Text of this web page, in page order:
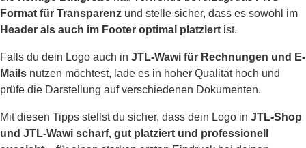
Format für Transparenz und stelle sicher, dass es sowohl im
Header als auch im Footer optimal platziert ist.
Falls du dein Logo auch in JTL-Wawi für Rechnungen und E-
Mails nutzen möchtest, lade es in hoher Qualität hoch und
prüfe die Darstellung auf verschiedenen Dokumenten.
Mit diesen Tipps stellst du sicher, dass dein Logo in JTL-Shop
und JTL-Wawi scharf, gut platziert und professionell